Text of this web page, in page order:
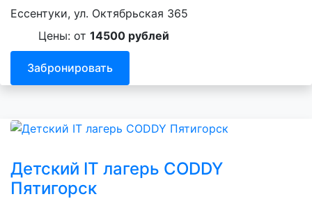
Ессентуки, ул. Октябрьская 365
Цены: от 14500 рублей
Забронировать
Детский IT лагерь CODDY
Пятигорск